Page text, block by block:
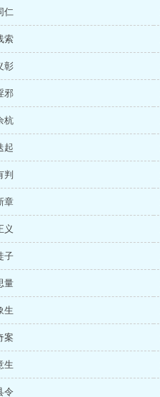
仁
索
彰
邪
杭
起
判
章
义
子
量
生
案
生
令